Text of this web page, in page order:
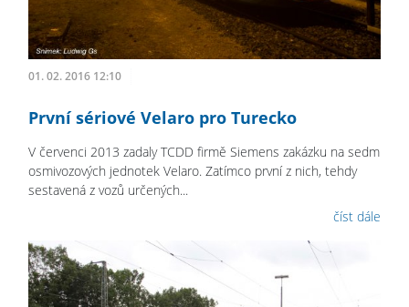
01. 02. 2016 12:10
První sériové Velaro pro Turecko
V červenci 2013 zadaly TCDD firmě Siemens zakázku na sedm
osmivozových jednotek Velaro. Zatímco první z nich, tehdy
sestavená z vozů určených...
číst dále